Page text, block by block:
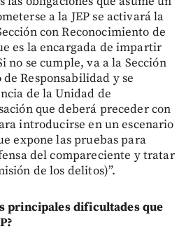
a la JEP se activará la
con Reconocimiento de
es la encargada de impartir
no se cumple, va a la Sección
Responsabilidad y se
de la Unidad de
que deberá preceder con
introducirse en un escenario
expone las pruebas para
del compareciente y tratar
de los delitos)”.
principales dificultades que